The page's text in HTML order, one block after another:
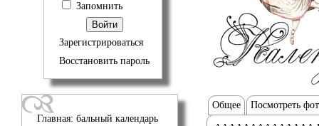
Запомнить
Зарегистрироваться
Восстановить пароль
Главная: бальный календарь
Общее Посмотреть